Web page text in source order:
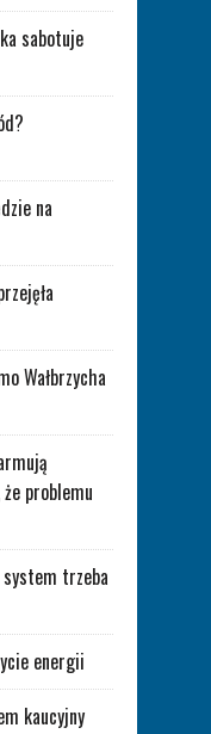
sabotuje
na
Wałbrzycha
problemu
system trzeba
energii
kaucyjny